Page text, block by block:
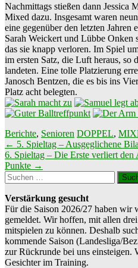
Nachmittags stießen dann Jessica
Mixed dazu. Insgesamt waren
eine gegenüber den letzten Jahren
Sarah Weickert und Lübbe Onken
das sie knapp verloren. Im Spiel
im ersten Satz, die Luft heraus, so
landeten. Eine tolle Platzierung
Janosch Bentzen, die es bis ins
Platz acht belegten.
Berichte, Senioren DOPPEL,
Beitragsnavigation
← 5. Spieltag – Ausgeglichene
6. Spieltag – Die Erste verliert den
Punkte →
Suchen
nach:
Verstärkung gesucht
Für die Saison 2026/27 haben wir
gemeldet. Wir hoffen, mit allen
mitspielen zu können. Deshalb
kommende Saison (Landesliga/
zur Rückrunde bei uns einsteigen.
Gesichter im Training.